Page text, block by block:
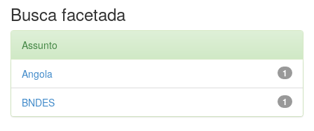
Busca facetada
Assunto
1
Angola
1
BNDES